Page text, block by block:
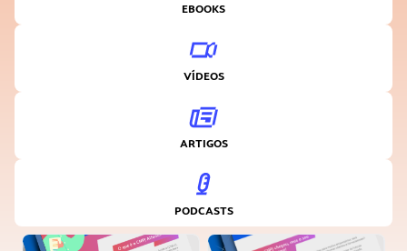
EBOOKS
VÍDEOS
ARTIGOS
PODCASTS